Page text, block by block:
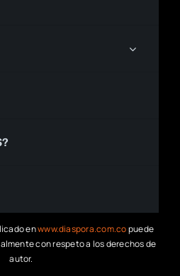
enwww.diaspora.com.copuede
con respeto a los derechos de
autor.